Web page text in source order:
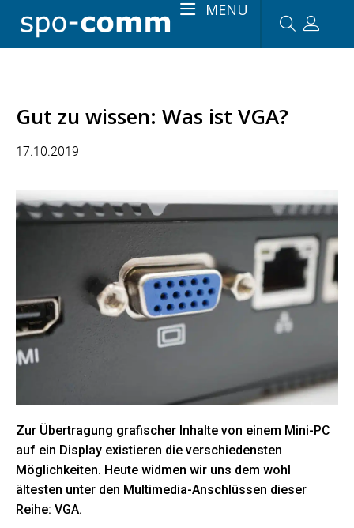
MENU
Gut zu wissen: Was ist VGA?
17.10.2019
Zur Übertragung grafischer Inhalte von einem Mini-PC
auf ein Display existieren die verschiedensten
Möglichkeiten. Heute widmen wir uns dem wohl
ältesten unter den Multimedia-Anschlüssen dieser
Reihe: VGA.